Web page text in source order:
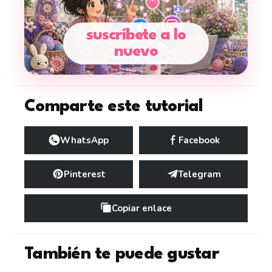
suscríbete a lo
nuevo
Comparte este tutorial
WhatsApp Facebook
Pinterest Telegram
Copiar enlace
También te puede gustar